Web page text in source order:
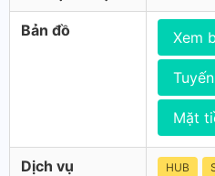
Bản đồ Xem
Mặt
Dịch vụ HUB